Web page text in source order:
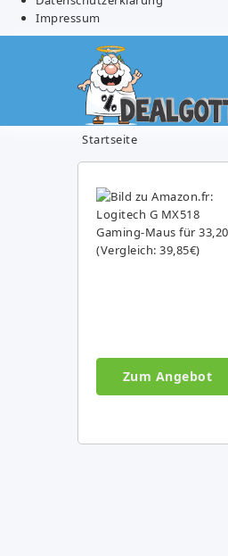
Impressum
Startseite
Zum Angebot